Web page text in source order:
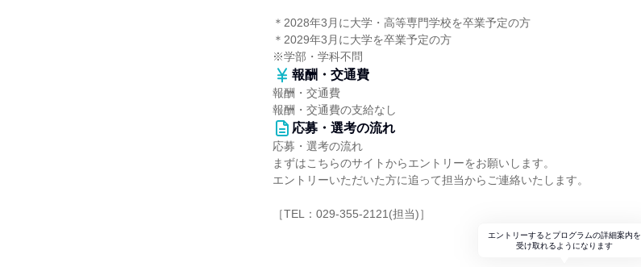
＊2028年3月に大学・高等専門学校を卒業予定の方
＊2029年3月に大学を卒業予定の方
※学部・学科不問
報酬・交通費
報酬・交通費
報酬・交通費の支給なし
応募・選考の流れ
応募・選考の流れ
まずはこちらのサイトからエントリーをお願いします。
エントリーいただいた方に追って担当からご連絡いたします。
［TEL：029-355-2121(担当)］
エントリーするとプログラムの詳細案内を
受け取れるようになります